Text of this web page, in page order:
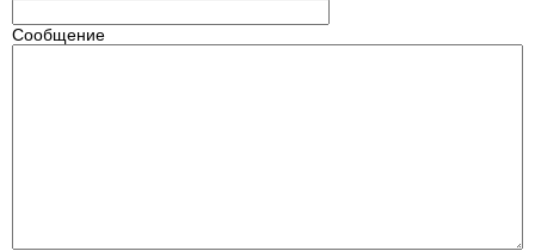
Сообщение